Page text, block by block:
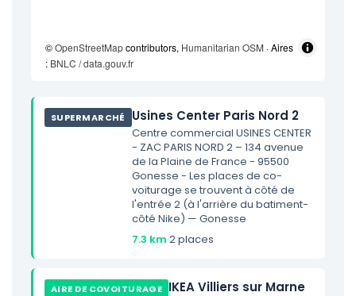
©OpenStreetMapcontributors, Humanitarian OSM · Aires
: BNLC / data.gouv.fr
SUPERMARCHÉ Usines Center Paris Nord 2
Centre commercial USINES CENTER
- ZAC PARIS NORD 2 – 134 avenue
de la Plaine de France - 95500
Gonesse - Les places de co-
voiturage se trouvent à côté de
l'entrée 2 (à l'arrière du batiment-
côté Nike) — Gonesse
7.3 km·2 places
AIRE DE COVOITURAGE IKEA Villiers sur Marne